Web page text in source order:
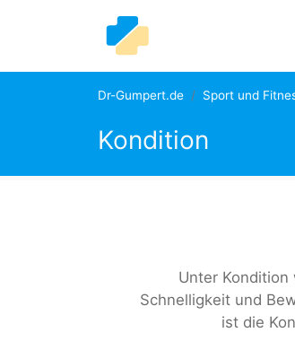
Dr-Gumpert.de Sport und
Kondition
Unter Kondition
Schnelligkeit und
ist die